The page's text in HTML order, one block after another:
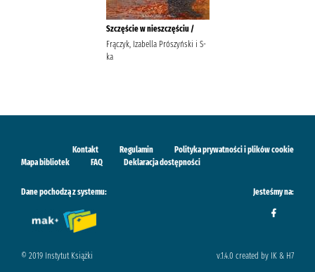
Szczęście w nieszczęściu /
Frączyk, Izabella Prószyński i S-
ka
Kontakt Regulamin
Polityka prywatności i plików cookie
Mapa bibliotek
FAQ Deklaracja dostępności
Dane pochodzą z systemu: Jesteśmy na:
© 2019 Instytut Książki v.1.4.0 created by IK & H7